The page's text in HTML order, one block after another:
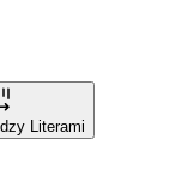
Literami